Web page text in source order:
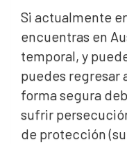
Si actualmente
encuentras en
temporal, y
puedes regresar
forma segura
sufrir
de protección